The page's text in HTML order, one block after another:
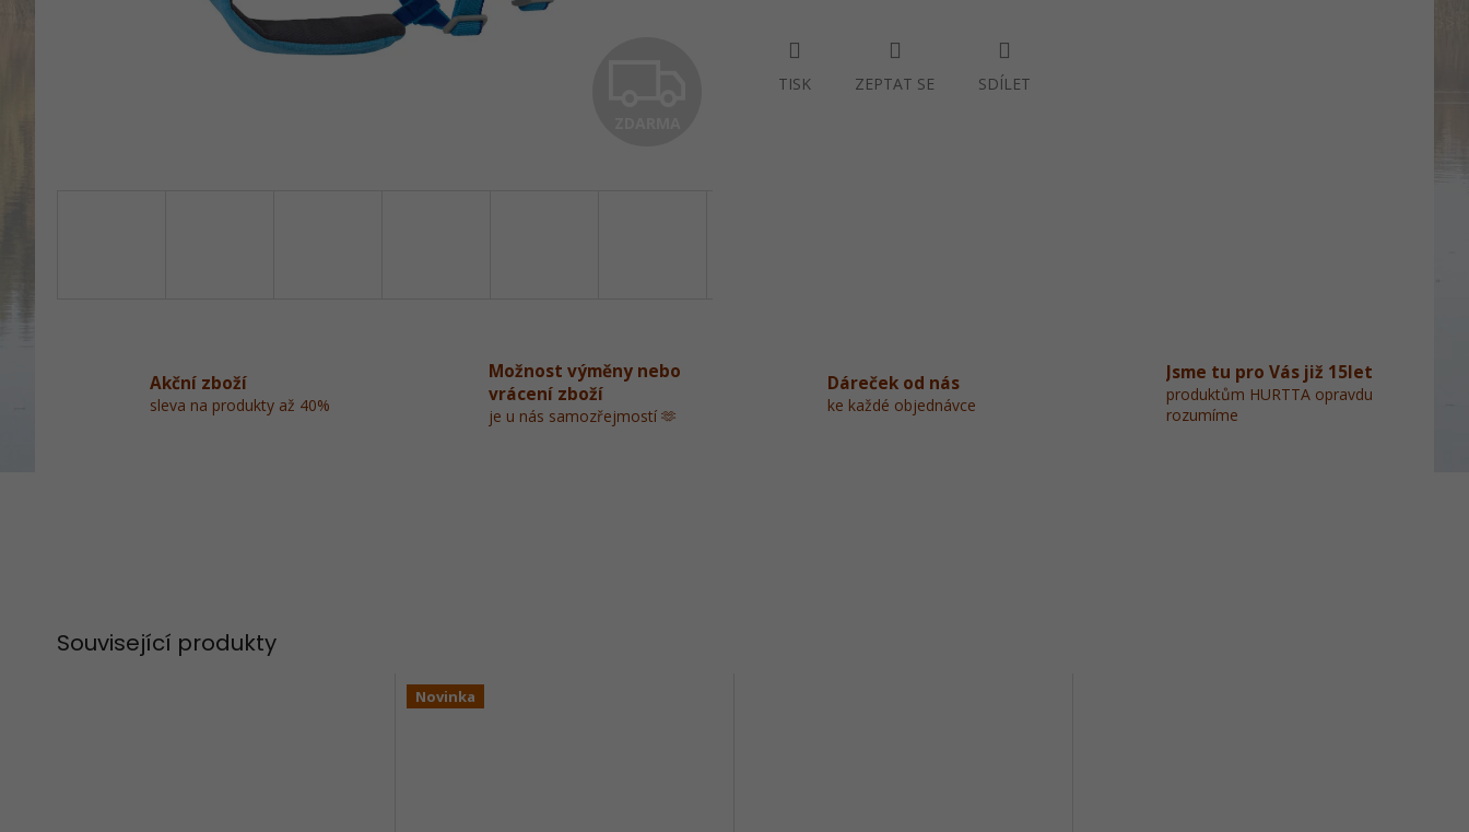
TISK ZEPTAT SE SDÍLET
Akční zboží
sleva na produkty až 40%
Možnost výměny nebo
vrácení zboží
je u nás samozřejmostí 🫶
Dáreček od nás
ke každé objednávce
Jsme tu pro Vás již 15let
produktům HURTTA opravdu
rozumíme
Související produkty
Novinka